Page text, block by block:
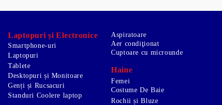
Laptopuri și Electronice
Smartphone-uri
Laptopuri
Tablete
Desktopuri și Monitoare
Genți și Rucsacuri
Standuri Coolere laptop
Aspiratoare
Aer condiţionat
Cuptoare cu microunde
Haine
Femei
Costume De Baie
Rochii și Bluze